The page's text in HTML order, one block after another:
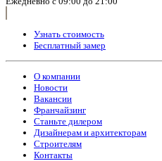
Узнать стоимость
Бесплатный замер
О компании
Новости
Вакансии
Франчайзинг
Станьте дилером
Дизайнерам и архитекторам
Строителям
Контакты